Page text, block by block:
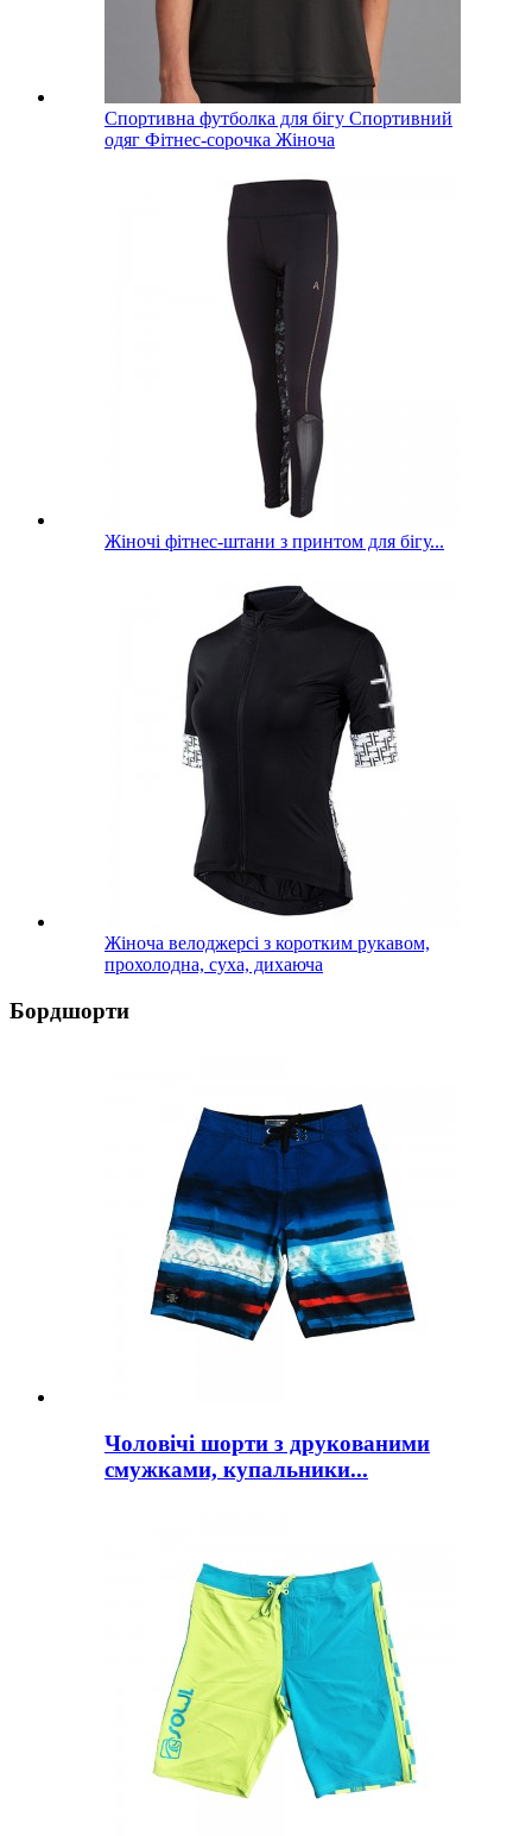
Спортивна футболка для бігу Спортивний
одяг Фітнес-сорочка Жіноча
Жіночі фітнес-штани з принтом для бігу...
Жіноча велоджерсі з коротким рукавом,
прохолодна, суха, дихаюча
Бордшорти
Чоловічі шорти з друкованими
смужками, купальники...